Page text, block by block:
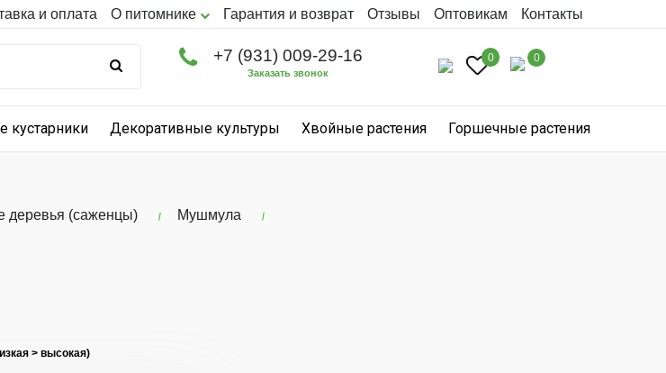
и оплата О питомнике Гарантия и возврат Отзывы Оптовикам Контакты
+7 (931) 009-29-16
Заказать звонок
0 0
кустарники Декоративные культуры Хвойные растения Горшечные растения
деревья (саженцы) Мушмула